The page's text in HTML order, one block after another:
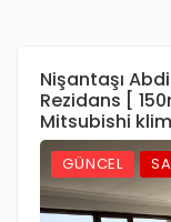
Nişantaşı
Rezidans [
Mitsubishi
GÜNCEL